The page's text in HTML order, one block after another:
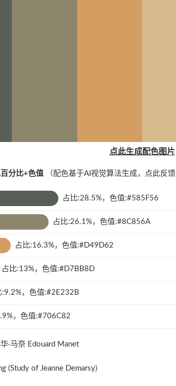
点此生成配色图片
分比+色值 （配色基于AI视觉算法生成， 点此反馈
占比:28.5%，色值:#585F56
占比:26.1%，色值:#8C856A
占比:16.3%，色值:#D49D62
占比:13%，色值:#D7BB8D
:9.2%，色值:#2E232B
，色值:#706C82
·马奈 Edouard Manet
(Study of Jeanne Demarsy)